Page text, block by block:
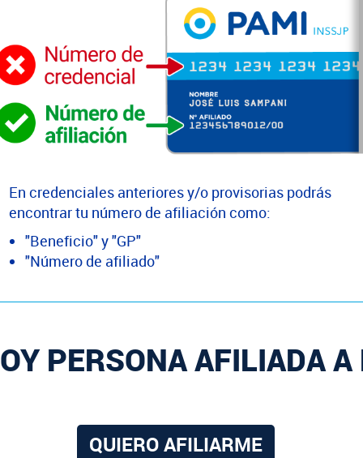
En credenciales anteriores y/o provisorias podrás
encontrar tu número de afiliación como:
"Beneficio" y "GP"
"Número de afiliado"
PERSONA AFILIADA
QUIERO AFILIARME